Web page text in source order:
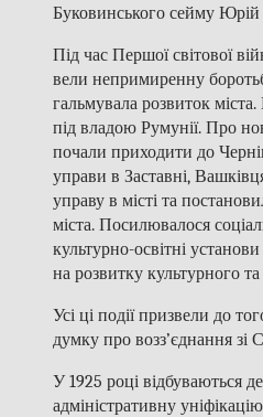
Буковинського сейму
Під час Першої світової
вели непримиренну
гальмувала розвиток
під владою Румунії. Про
почали приходити до
управи в Заставні,
управу в місті та
міста. Посилювалося
культурно-освітні
на розвитку культурного
Усі ці події призвели до
думку про возз’єднання зі
У 1925 році відбуваються
адміністративну